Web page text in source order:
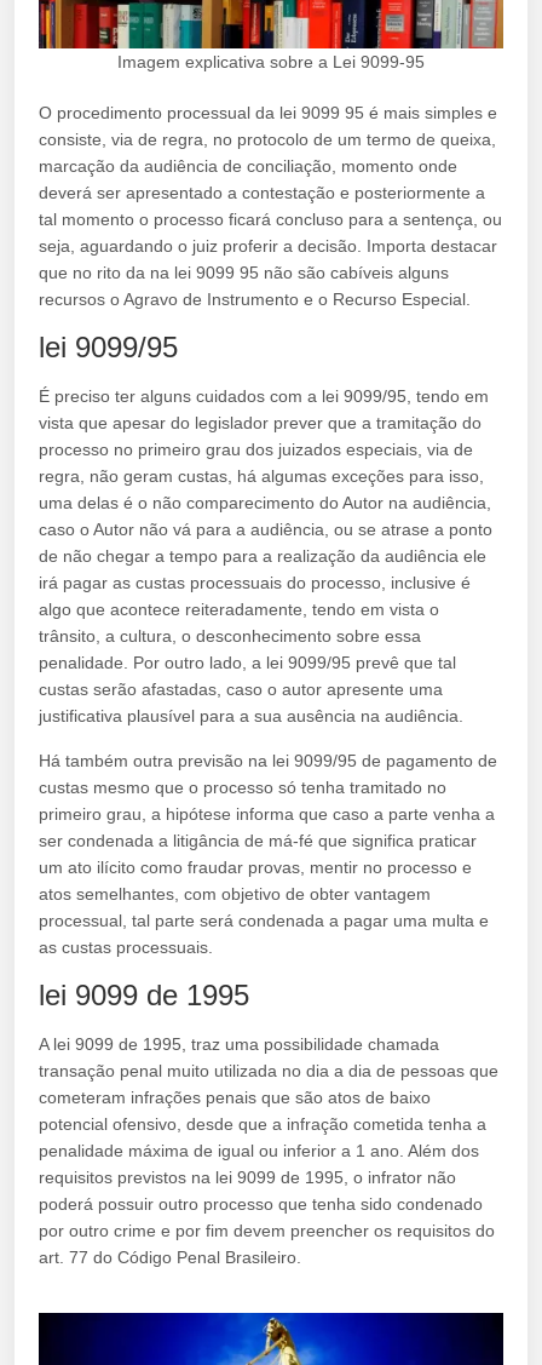
Imagem explicativa sobre a Lei 9099-95
O procedimento processual da lei 9099 95 é mais simples e
consiste, via de regra, no protocolo de um termo de queixa,
marcação da audiência de conciliação, momento onde
deverá ser apresentado a contestação e posteriormente a
tal momento o processo ficará concluso para a sentença, ou
seja, aguardando o juiz proferir a decisão. Importa destacar
que no rito da na lei 9099 95 não são cabíveis alguns
recursos o Agravo de Instrumento e o Recurso Especial.
lei 9099/95
É preciso ter alguns cuidados com a lei 9099/95, tendo em
vista que apesar do legislador prever que a tramitação do
processo no primeiro grau dos juizados especiais, via de
regra, não geram custas, há algumas exceções para isso,
uma delas é o não comparecimento do Autor na audiência,
caso o Autor não vá para a audiência, ou se atrase a ponto
de não chegar a tempo para a realização da audiência ele
irá pagar as custas processuais do processo, inclusive é
algo que acontece reiteradamente, tendo em vista o
trânsito, a cultura, o desconhecimento sobre essa
penalidade. Por outro lado, a lei 9099/95 prevê que tal
custas serão afastadas, caso o autor apresente uma
justificativa plausível para a sua ausência na audiência.
Há também outra previsão na lei 9099/95 de pagamento de
custas mesmo que o processo só tenha tramitado no
primeiro grau, a hipótese informa que caso a parte venha a
ser condenada a litigância de má-fé que significa praticar
um ato ilícito como fraudar provas, mentir no processo e
atos semelhantes, com objetivo de obter vantagem
processual, tal parte será condenada a pagar uma multa e
as custas processuais.
lei 9099 de 1995
A lei 9099 de 1995, traz uma possibilidade chamada
transação penal muito utilizada no dia a dia de pessoas que
cometeram infrações penais que são atos de baixo
potencial ofensivo, desde que a infração cometida tenha a
penalidade máxima de igual ou inferior a 1 ano. Além dos
requisitos previstos na lei 9099 de 1995, o infrator não
poderá possuir outro processo que tenha sido condenado
por outro crime e por fim devem preencher os requisitos do
art. 77 do Código Penal Brasileiro.